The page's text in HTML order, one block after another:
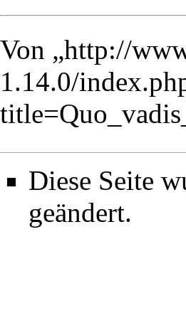
Von „http://
1.14.0/
Diese Seite
geändert.